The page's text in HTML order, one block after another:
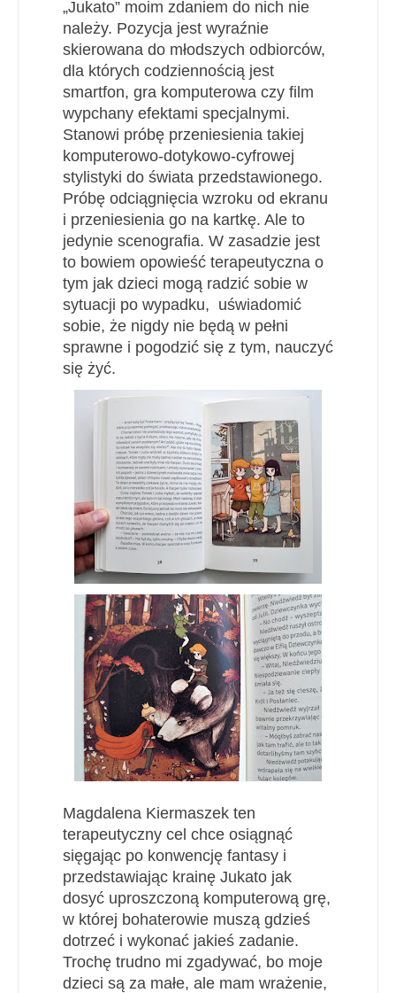
„Jukato” moim zdaniem do nich nie
należy. Pozycja jest wyraźnie
skierowana do młodszych odbiorców,
dla których codziennością jest
smartfon, gra komputerowa czy film
wypchany efektami specjalnymi.
Stanowi próbę przeniesienia takiej
komputerowo-dotykowo-cyfrowej
stylistyki do świata przedstawionego.
Próbę odciągnięcia wzroku od ekranu
i przeniesienia go na kartkę. Ale to
jedynie scenografia. W zasadzie jest
to bowiem opowieść terapeutyczna o
tym jak dzieci mogą radzić sobie w
sytuacji po wypadku, uświadomić
sobie, że nigdy nie będą w pełni
sprawne i pogodzić się z tym, nauczyć
się żyć.
Magdalena Kiermaszek ten
terapeutyczny cel chce osiągnąć
sięgając po konwencję fantasy i
przedstawiając krainę Jukato jak
dosyć uproszczoną komputerową grę,
w której bohaterowie muszą gdzieś
dotrzeć i wykonać jakieś zadanie.
Trochę trudno mi zgadywać, bo moje
dzieci są za małe, ale mam wrażenie,